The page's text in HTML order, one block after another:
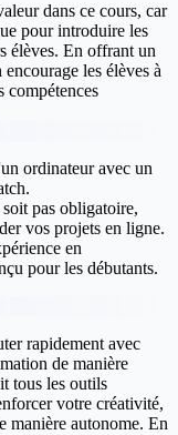
dans ce cours, car
pour introduire les
élèves. En offrant un
les élèves à
compétences
ordinateur avec un
pas obligatoire,
vos projets en ligne.
en
pour les débutants.
rapidement avec
de manière
tous les outils
votre créativité,
manière autonome. En